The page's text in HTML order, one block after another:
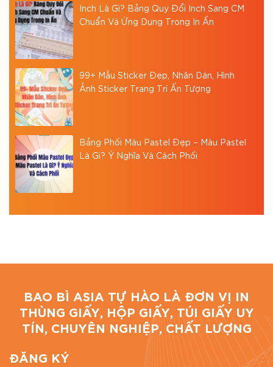
Inch Là Gì? Bảng Quy Đổi Inch Sang CM
Chuẩn Và Ứng Dụng Trong In Ấn
99+ Mẫu Sticker Đẹp, Nhãn Dán, Hình
Ảnh Sticker Trang Trí Ấn Tượng
Bảng Phối Màu Pastel Đẹp – Màu Pastel
Là Gì? Ý Nghĩa Và Cách Phối
BAO BÌ ASIA TỰ HÀO LÀ ĐƠN VỊ IN
THÙNG GIẤY, HỘP GIẤY, TÚI GIẤY UY
TÍN, CHUYÊN NGHIỆP, CHẤT LƯỢNG
ĐĂNG KÝ